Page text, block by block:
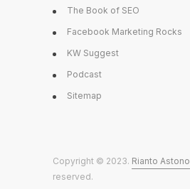
The Book of SEO
Facebook Marketing Rocks
KW Suggest
Podcast
Sitemap
Copyright © 2023. Rianto Astono
reserved.